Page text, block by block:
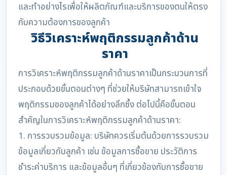
และทำอย่างไรเพื่อให้ผลิตภัณฑ์และบริการของตนให้ตรง
กับความต้องการของลูกค้า
วิธีวิเคราะห์พฤติกรรมลูกค้าด้าน
ราคา
การวิเคราะห์พฤติกรรมลูกค้าด้านราคาเป็นกระบวนการที่
ประกอบด้วยขั้นตอนต่างๆ ที่ช่วยให้บริษัทสามารถเข้าใจ
พฤติกรรมของลูกค้าได้อย่างลึกซึ้ง ต่อไปนี้คือขั้นตอน
สำคัญในการวิเคราะห์พฤติกรรมลูกค้าด้านราคา:
1. การรวบรวมข้อมูล: บริษัทควรเริ่มต้นด้วยการรวบรวม
ข้อมูลเกี่ยวกับลูกค้า เช่น ข้อมูลการซื้อขาย ประวัติการ
ชำระค่าบริการ และข้อมูลอื่นๆ ที่เกี่ยวข้องกับการซื้อขาย